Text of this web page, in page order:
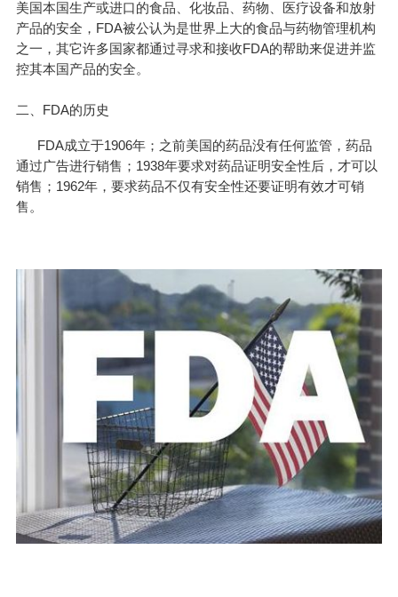
美国本国生产或进口的食品、化妆品、药物、医疗设备和放射
产品的安全，FDA被公认为是世界上大的食品与药物管理机构
之一，其它许多国家都通过寻求和接收FDA的帮助来促进并监
控其本国产品的安全。
二、FDA的历史
FDA成立于1906年；之前美国的药品没有任何监管，药品
通过广告进行销售；1938年要求对药品证明安全性后，才可以
销售；1962年，要求药品不仅有安全性还要证明有效才可销
售。